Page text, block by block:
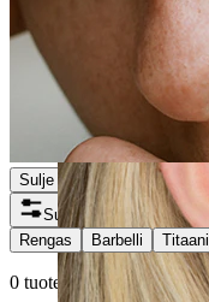
Sulje
Suodattimet
Rengas
Barbelli Titaani
0 tuotetta löytynyt